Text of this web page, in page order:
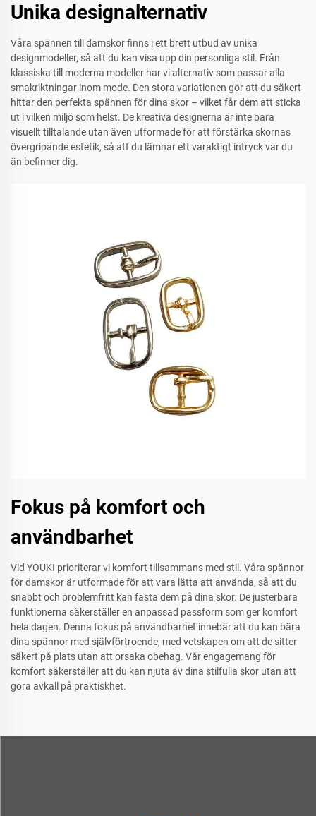
Unika designalternativ
Våra spännen till damskor finns i ett brett utbud av unika
designmodeller, så att du kan visa upp din personliga stil. Från
klassiska till moderna modeller har vi alternativ som passar alla
smakriktningar inom mode. Den stora variationen gör att du säkert
hittar den perfekta spännen för dina skor – vilket får dem att sticka
ut i vilken miljö som helst. De kreativa designerna är inte bara
visuellt tilltalande utan även utformade för att förstärka skornas
övergripande estetik, så att du lämnar ett varaktigt intryck var du
än befinner dig.
Fokus på komfort och
användbarhet
Vid YOUKI prioriterar vi komfort tillsammans med stil. Våra spännor
för damskor är utformade för att vara lätta att använda, så att du
snabbt och problemfritt kan fästa dem på dina skor. De justerbara
funktionerna säkerställer en anpassad passform som ger komfort
hela dagen. Denna fokus på användbarhet innebär att du kan bära
dina spännor med självförtroende, med vetskapen om att de sitter
säkert på plats utan att orsaka obehag. Vår engagemang för
komfort säkerställer att du kan njuta av dina stilfulla skor utan att
göra avkall på praktiskhet.